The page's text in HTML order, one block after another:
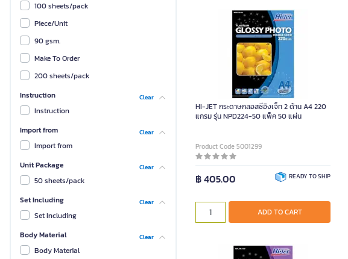
100 sheets/pack
Piece/Unit
90 gsm.
Make To Order
200 sheets/pack
Instruction
Clear
Instruction
Import from
Clear
Import from
Unit Package
Clear
50 sheets/pack
Set Including
Clear
Set Including
Body Material
Clear
Body Material
HI-JET กระดาษกลอสซี่อิงเจ็ท 2 ด้าน A4 220
แกรม รุ่น NPD224-50 แพ็ค 50 แผ่น
Product Code 5001299
฿ 405.00 READY TO SHIP
ADD TO CART